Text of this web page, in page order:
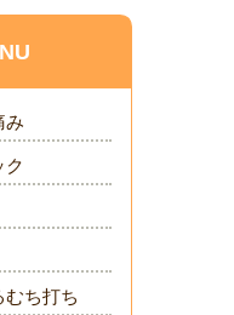
み
ク
ち打ち